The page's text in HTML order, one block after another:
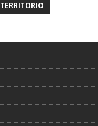
TERRITORIO